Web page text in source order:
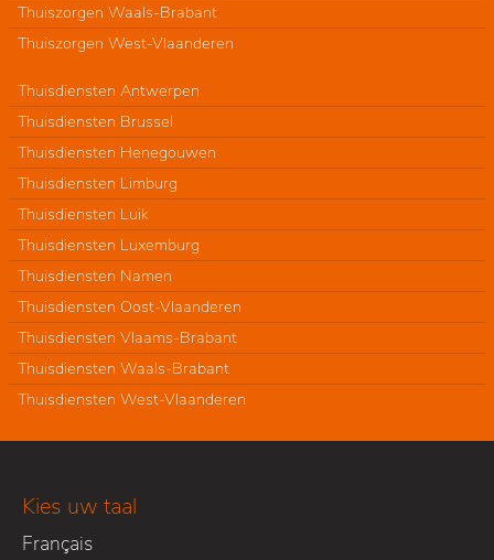
Thuiszorgen Waals-Brabant
Thuiszorgen West-Vlaanderen
Thuisdiensten Antwerpen
Thuisdiensten Brussel
Thuisdiensten Henegouwen
Thuisdiensten Limburg
Thuisdiensten Luik
Thuisdiensten Luxemburg
Thuisdiensten Namen
Thuisdiensten Oost-Vlaanderen
Thuisdiensten Vlaams-Brabant
Thuisdiensten Waals-Brabant
Thuisdiensten West-Vlaanderen
Kies uw taal
Français